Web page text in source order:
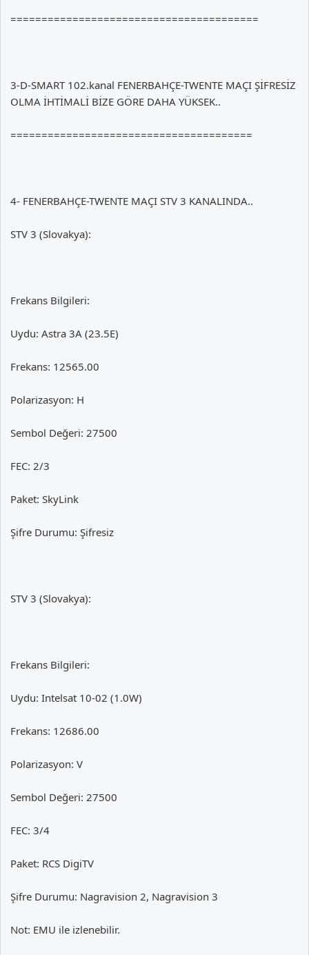
========================================
3-D-SMART 102.kanal FENERBAHÇE-TWENTE MAÇI ŞİFRESİZ
OLMA İHTİMALİ BİZE GÖRE DAHA YÜKSEK..
=======================================
4- FENERBAHÇE-TWENTE MAÇI STV 3 KANALINDA..
STV 3 (Slovakya):
Frekans Bilgileri:
Uydu: Astra 3A (23.5E)
Frekans: 12565.00
Polarizasyon: H
Sembol Değeri: 27500
FEC: 2/3
Paket: SkyLink
Şifre Durumu: Şifresiz
STV 3 (Slovakya):
Frekans Bilgileri:
Uydu: Intelsat 10-02 (1.0W)
Frekans: 12686.00
Polarizasyon: V
Sembol Değeri: 27500
FEC: 3/4
Paket: RCS DigiTV
Şifre Durumu: Nagravision 2, Nagravision 3
Not: EMU ile izlenebilir.